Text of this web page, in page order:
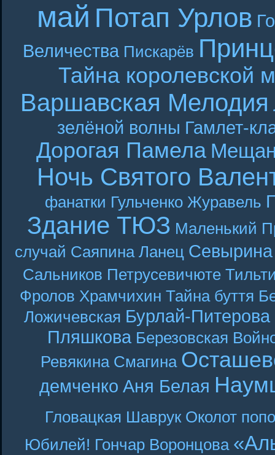
май Потап Урлов
Величества Пискарёв
Тайна королевской
Варшавская Мелодия
зелёной волны Гамлет-
Дорогая Памела
Ночь Святого
фанатки Гульченко Журавель
Здание ТЮЗ Маленький
случай Саяпина Ланец Севырина
Сальников Петрусевичюте
Фролов Храмчихин Тайна буття
Ложичевская Бурлай-Питерова
Пляшкова Березовская
Ревякина Смагина
демченко Аня Белая
Гловацкая Шаврук Околот
Юбилей! Гончар Воронцова